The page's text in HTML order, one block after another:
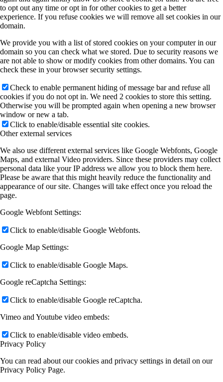
to opt out any time or opt in for other cookies to get a better
experience. If you refuse cookies we will remove all set cookies in our
domain.
We provide you with a list of stored cookies on your computer in our
domain so you can check what we stored. Due to security reasons we
are not able to show or modify cookies from other domains. You can
check these in your browser security settings.
Check to enable permanent hiding of message bar and refuse all
cookies if you do not opt in. We need 2 cookies to store this setting.
Otherwise you will be prompted again when opening a new browser
window or new a tab.
Click to enable/disable essential site cookies.
Other external services
We also use different external services like Google Webfonts, Google
Maps, and external Video providers. Since these providers may collect
personal data like your IP address we allow you to block them here.
Please be aware that this might heavily reduce the functionality and
appearance of our site. Changes will take effect once you reload the
page.
Google Webfont Settings:
Click to enable/disable Google Webfonts.
Google Map Settings:
Click to enable/disable Google Maps.
Google reCaptcha Settings:
Click to enable/disable Google reCaptcha.
Vimeo and Youtube video embeds:
Click to enable/disable video embeds.
Privacy Policy
You can read about our cookies and privacy settings in detail on our
Privacy Policy Page.